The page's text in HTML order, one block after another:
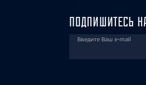
ПОДПИШИТЕСЬ
Введите Ваш e-mail